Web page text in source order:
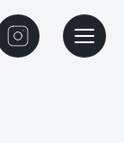
メニュ